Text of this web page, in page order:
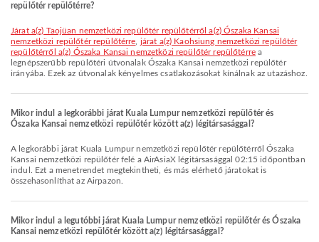
repülőtér repülőtérre?
járat a(z) Taojüan nemzetközi repülőtér repülőtérről a(z) Ószaka Kansai
nemzetközi repülőtér repülőtérre járat a(z) Kaohsiung nemzetközi repülőtér
repülőtérről a(z) Ószaka Kansai nemzetközi repülőtér repülőtérrea
legnépszerűbb repülőtéri útvonalak Ószaka Kansai nemzetközi repülőtér
irányába. Ezek az útvonalak kényelmes csatlakozásokat kínálnak az utazáshoz.
Mikor indul a legkorábbi járat Kuala Lumpur nemzetközi repülőtér és
Ószaka Kansai nemzetközi repülőtér között a(z) légitársasággal?
A legkorábbi járat Kuala Lumpur nemzetközi repülőtér repülőtérről Ószaka
Kansai nemzetközi repülőtér felé a AirAsiaX légitársasággal 02:15 időpontban
indul. Ezt a menetrendet megtekintheti, és más elérhető járatokat is
összehasonlíthat az Airpazon.
Mikor indul a legutóbbi járat Kuala Lumpur nemzetközi repülőtér és Ószaka
Kansai nemzetközi repülőtér között a(z) légitársasággal?